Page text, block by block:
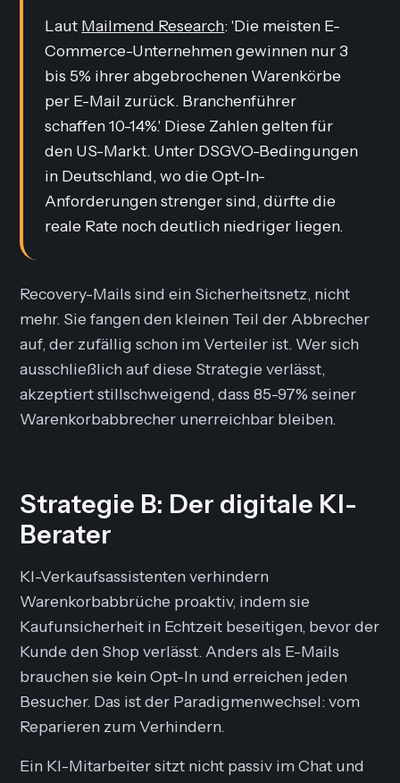
Laut Mailmend Research: 'Die meisten E-
Commerce-Unternehmen gewinnen nur 3
bis 5% ihrer abgebrochenen Warenkörbe
per E-Mail zurück. Branchenführer
schaffen 10-14%.' Diese Zahlen gelten für
den US-Markt. Unter DSGVO-Bedingungen
in Deutschland, wo die Opt-In-
Anforderungen strenger sind, dürfte die
reale Rate noch deutlich niedriger liegen.
Recovery-Mails sind ein Sicherheitsnetz, nicht
mehr. Sie fangen den kleinen Teil der Abbrecher
auf, der zufällig schon im Verteiler ist. Wer sich
ausschließlich auf diese Strategie verlässt,
akzeptiert stillschweigend, dass 85-97% seiner
Warenkorbabbrecher unerreichbar bleiben.
Strategie B: Der digitale KI-
Berater
KI-Verkaufsassistenten verhindern
Warenkorbabbrüche proaktiv, indem sie
Kaufunsicherheit in Echtzeit beseitigen, bevor der
Kunde den Shop verlässt. Anders als E-Mails
brauchen sie kein Opt-In und erreichen jeden
Besucher. Das ist der Paradigmenwechsel: vom
Reparieren zum Verhindern.
Ein KI-Mitarbeiter sitzt nicht passiv im Chat und